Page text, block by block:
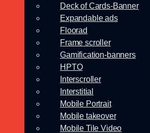
Deck of Cards-Banner
Expandable ads
Floorad
Frame scroller
Gamification-banners
HPTO
Interscroller
Interstitial
Mobile Portrait
Mobile takeover
Mobile Tile Video